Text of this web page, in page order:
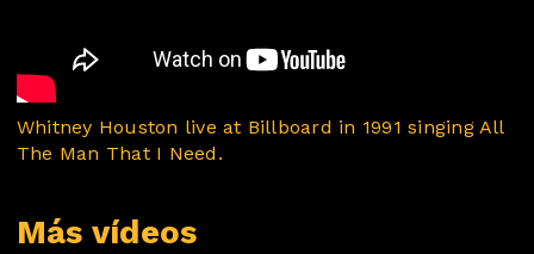
Más vídeos
Whitney Houston live at Billboard in 1991 singing All
The Man That I Need.